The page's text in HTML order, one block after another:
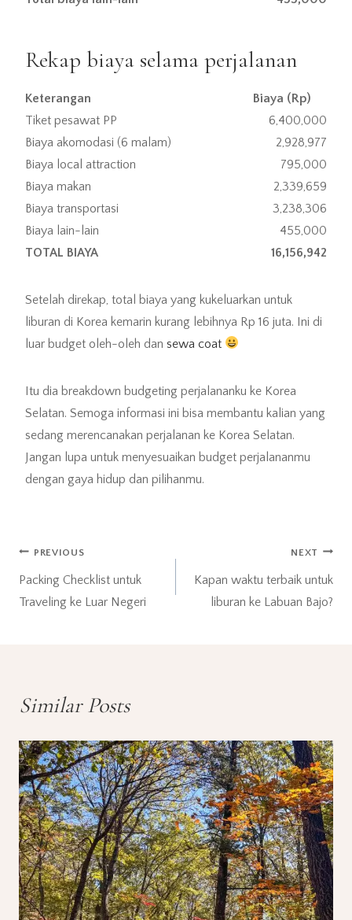
Rekap biaya selama perjalanan
Keterangan
Biaya (Rp)
Tiket pesawat PP
6,400,000
Biaya akomodasi (6 malam)
2,928,977
Biaya local attraction
795,000
Biaya makan
2,339,659
Biaya transportasi
3,238,306
Biaya lain-lain
455,000
TOTAL BIAYA
16,156,942
Setelah direkap, total biaya yang kukeluarkan untuk
liburan di Korea kemarin kurang lebihnya Rp 16 juta. Ini di
luar budget oleh-oleh dan sewa coat
Itu dia breakdown budgeting perjalananku ke Korea
Selatan. Semoga informasi ini bisa membantu kalian yang
sedang merencanakan perjalanan ke Korea Selatan.
Jangan lupa untuk menyesuaikan budget perjalananmu
dengan gaya hidup dan pilihanmu.
Post
navigation
PREVIOUS
Packing Checklist untuk
Traveling ke Luar Negeri
NEXT
Kapan waktu terbaik untuk
liburan ke Labuan Bajo?
Similar Posts